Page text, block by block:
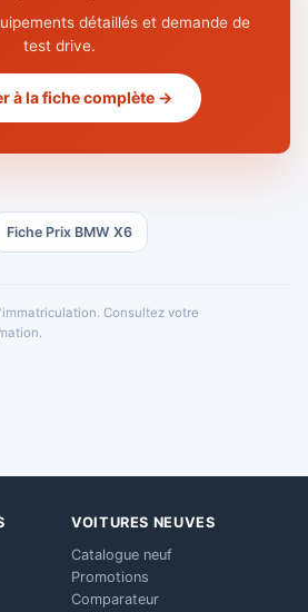
détaillés et demande de
test drive.
à la fiche complète →
Fiche Prix BMW X6
Consultez votre
VOITURES NEUVES
Catalogue neuf
Promotions
Comparateur